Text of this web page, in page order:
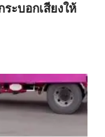
ะบอกเสียงให้